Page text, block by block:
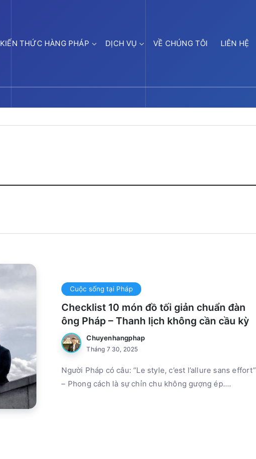
KIẾN THỨC HÀNG PHÁP DỊCH VỤ VỀ CHÚNG TÔI LIÊN HỆ
Cuộc sống tại Pháp
Checklist 10 món đồ tối giản chuẩn đàn
ông Pháp – Thanh lịch không cần cầu kỳ
Chuyenhangphap
Tháng 7 30, 2025
Người Pháp có câu: “Le style, c’est l’allure sans effort”
– Phong cách là sự chỉn chu không gượng ép....